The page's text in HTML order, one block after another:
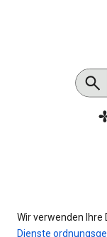
Wir verwenden Ihre
Dienste